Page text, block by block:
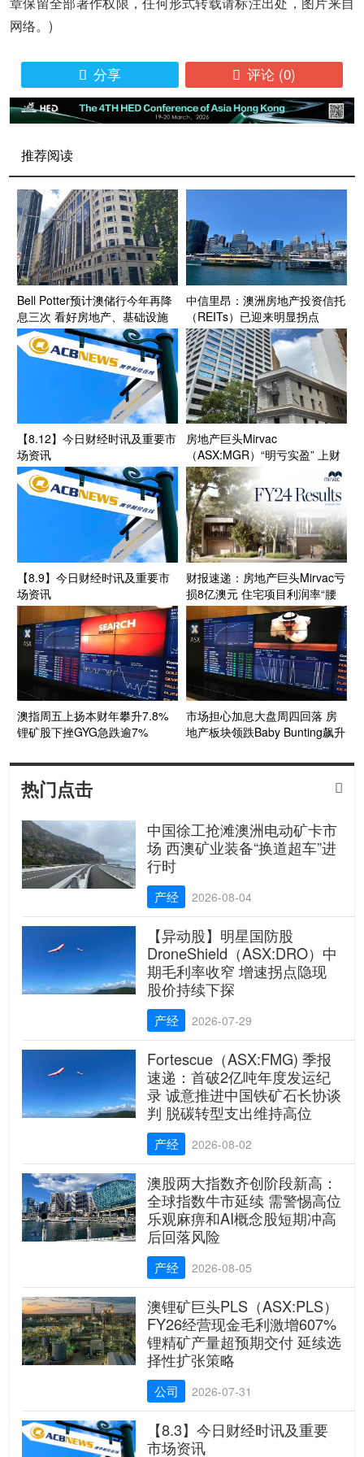
网络。)
 分享  评论 (0)
推荐阅读
Bell Potter预计澳储行今年再降
息三次 看好房地产、基础设施
和消费板块
中信里昂：澳洲房地产投资信托
（REITs）已迎来明显拐点
【8.12】今日财经时讯及重要市
场资讯
房地产巨头Mirvac
（ASX:MGR）“明亏实盈” 上财
年分红4.14亿 资产减记11亿 住
宅项目利润率“腰斩”
【8.9】今日财经时讯及重要市
场资讯
财报速递：房地产巨头Mirvac亏
损8亿澳元 住宅项目利润率“腰
斩”
澳指周五上扬本财年攀升7.8%
锂矿股下挫GYG急跌逾7%
市场担心加息大盘周四回落 房
地产板块领跌Baby Bunting飙升
热门点击 
中国徐工抢滩澳洲电动矿卡市
场 西澳矿业装备“换道超车”进
行时
产经 2026-08-04
【异动股】明星国防股
DroneShield（ASX:DRO）中
期毛利率收窄 增速拐点隐现
股价持续下探
产经 2026-07-29
Fortescue（ASX:FMG) 季报
速递：首破2亿吨年度发运纪
录 诚意推进中国铁矿石长协谈
判 脱碳转型支出维持高位
产经 2026-08-02
澳股两大指数齐创阶段新高：
全球指数牛市延续 需警惕高位
乐观麻痹和AI概念股短期冲高
后回落风险
产经 2026-08-05
澳锂矿巨头PLS（ASX:PLS）
FY26经营现金毛利激增607%
锂精矿产量超预期交付 延续选
择性扩张策略
公司 2026-07-31
【8.3】今日财经时讯及重要
市场资讯